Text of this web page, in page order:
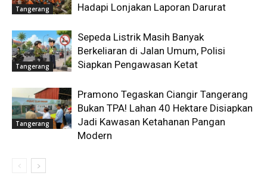
Tangerang
Hadapi Lonjakan Laporan Darurat
Tangerang
Sepeda Listrik Masih Banyak
Berkeliaran di Jalan Umum, Polisi
Siapkan Pengawasan Ketat
Tangerang
Pramono Tegaskan Ciangir Tangerang
Bukan TPA! Lahan 40 Hektare Disiapkan
Jadi Kawasan Ketahanan Pangan
Modern